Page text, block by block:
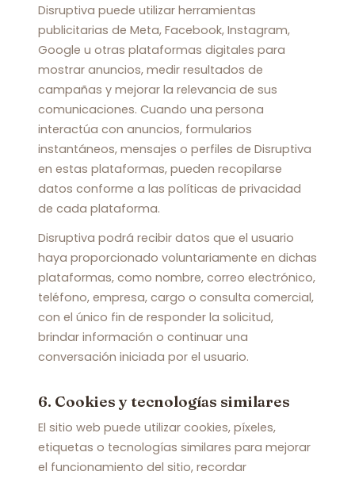
Disruptiva puede utilizar herramientas
publicitarias de Meta, Facebook, Instagram,
Google u otras plataformas digitales para
mostrar anuncios, medir resultados de
campañas y mejorar la relevancia de sus
comunicaciones. Cuando una persona
interactúa con anuncios, formularios
instantáneos, mensajes o perfiles de Disruptiva
en estas plataformas, pueden recopilarse
datos conforme a las políticas de privacidad
de cada plataforma.
Disruptiva podrá recibir datos que el usuario
haya proporcionado voluntariamente en dichas
plataformas, como nombre, correo electrónico,
teléfono, empresa, cargo o consulta comercial,
con el único fin de responder la solicitud,
brindar información o continuar una
conversación iniciada por el usuario.
6. Cookies y tecnologías similares
El sitio web puede utilizar cookies, píxeles,
etiquetas o tecnologías similares para mejorar
el funcionamiento del sitio, recordar